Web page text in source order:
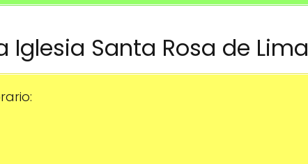
Santa Rosa de Lima